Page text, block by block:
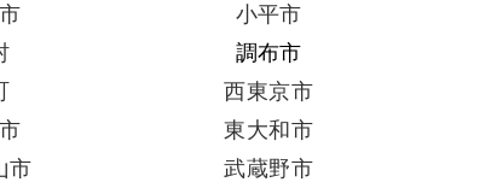
小平市
調布市
西東京市
東大和市
市 武蔵野市